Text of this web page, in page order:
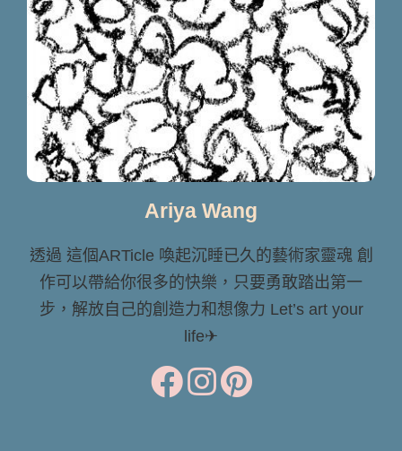
Ariya Wang
透過 這個ARTicle 喚起沉睡已久的藝術家靈魂 創
作可以帶給你很多的快樂，只要勇敢踏出第一
步，解放自己的創造力和想像力 Let’s art your
life✈